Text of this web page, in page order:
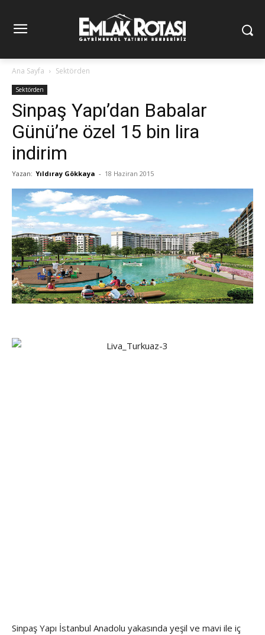
Ana Sayfa Sektörden
Sektörden
Sinpaş Yapı’dan Babalar
Günü’ne özel 15 bin lira
indirim
Yazan: Yıldıray Gökkaya - 18 Haziran 2015
Sinpaş Yapı İstanbul Anadolu yakasında yeşil ve mavi ile iç